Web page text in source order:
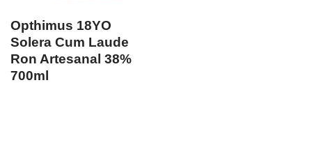
Opthimus 18YO
Solera Cum Laude
Ron Artesanal 38%
700ml